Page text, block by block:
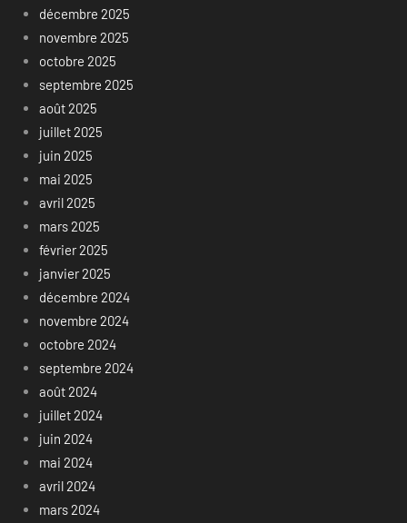
décembre 2025
novembre 2025
octobre 2025
septembre 2025
août 2025
juillet 2025
juin 2025
mai 2025
avril 2025
mars 2025
février 2025
janvier 2025
décembre 2024
novembre 2024
octobre 2024
septembre 2024
août 2024
juillet 2024
juin 2024
mai 2024
avril 2024
mars 2024